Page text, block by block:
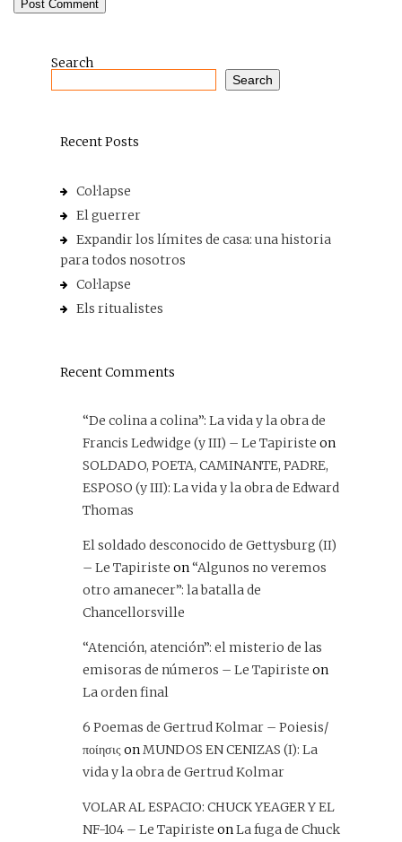
Search
Search
Recent Posts
Col·lapse
El guerrer
Expandir los límites de casa: una historia
para todos nosotros
Col·lapse
Els ritualistes
Recent Comments
“De colina a colina”: La vida y la obra de
Francis Ledwidge (y III) – Le Tapiriste on
SOLDADO, POETA, CAMINANTE, PADRE,
ESPOSO (y III): La vida y la obra de Edward
Thomas
El soldado desconocido de Gettysburg (II)
– Le Tapiriste on“Algunos no veremos
otro amanecer”: la batalla de
Chancellorsville
“Atención, atención”: el misterio de las
emisoras de números – Le Tapiriste on
La orden final
6 Poemas de Gertrud Kolmar – Poiesis/
ποίησις onMUNDOS EN CENIZAS (I): La
vida y la obra de Gertrud Kolmar
VOLAR AL ESPACIO: CHUCK YEAGER Y EL
NF-104 – Le Tapiriste onLa fuga de Chuck